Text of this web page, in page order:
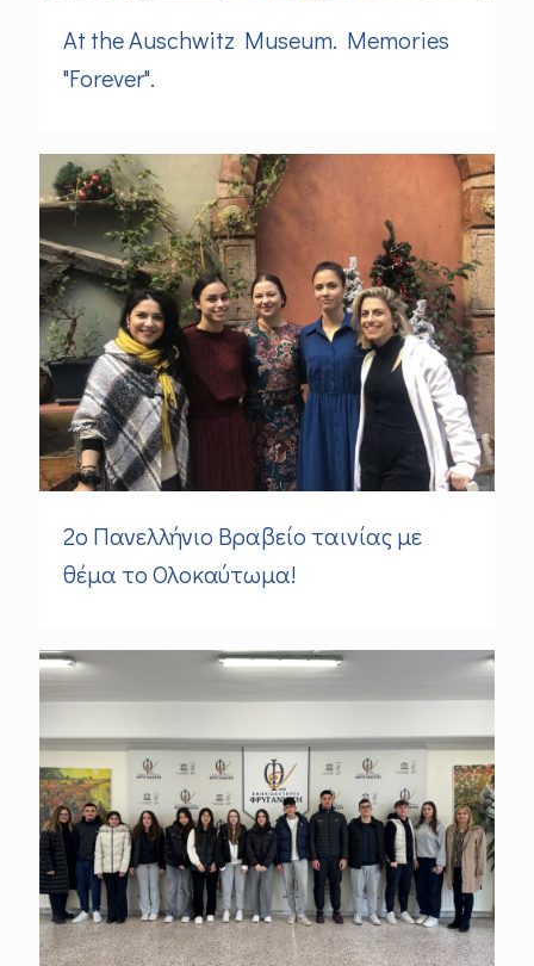
At the Auschwitz Museum. Memories
"Forever".
2o Πανελλήνιο Βραβείο ταινίας με
θέμα το Ολοκαύτωμα!